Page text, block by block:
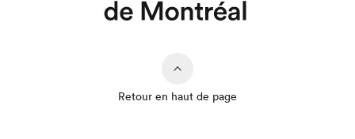
Retour en haut de page